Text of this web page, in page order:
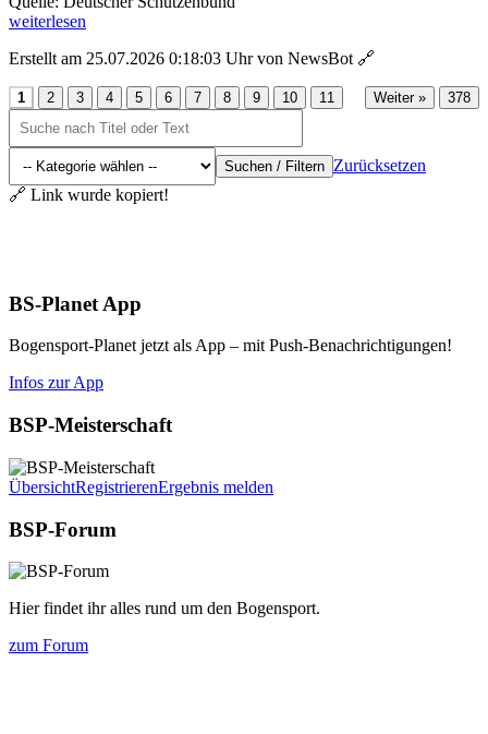
weiterlesen
Erstellt am 25.07.2026 0:18:03 Uhr von NewsBot 🔗
1 2 3 4 5 6 7 8 9 10 11 Weiter » 378
Suchen / Filtern Zurücksetzen
🔗 Link wurde kopiert!
BS-Planet App
Bogensport-Planet jetzt als App – mit Push-Benachrichtigungen!
Infos zur App
BSP-Meisterschaft
ÜbersichtRegistrierenErgebnis melden
BSP-Forum
Hier findet ihr alles rund um den Bogensport.
zum Forum